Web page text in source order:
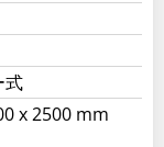
式
x 2500 mm